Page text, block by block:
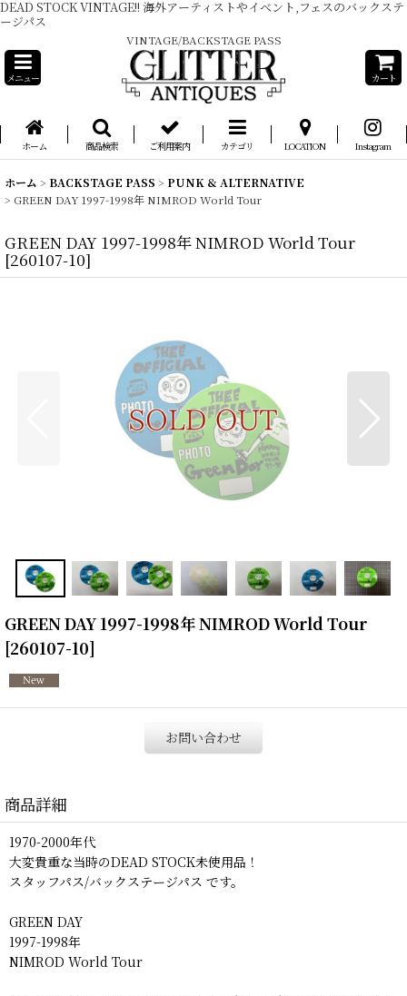
DEAD STOCK VINTAGE!! 海外アーティストやイベント,フェスのバックステ
ージパス
VINTAGE/BACKSTAGE PASS
メニュー カート
ホーム 商品検索 ご利用案内 カテゴリ LOCATION Instagram
ホーム > BACKSTAGE PASS > PUNK & ALTERNATIVE
> GREEN DAY 1997-1998年 NIMROD World Tour
GREEN DAY 1997-1998年 NIMROD World Tour
[260107-10]
GREEN DAY 1997-1998年 NIMROD World Tour
[260107-10]
お問い合わせ
商品詳細
1970-2000年代
大変貴重な当時のDEAD STOCK未使用品！
スタッフパス/バックステージパス です。
GREEN DAY
1997-1998年
NIMROD World Tour